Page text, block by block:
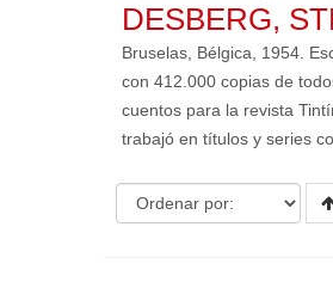
DESBERG,
Bruselas, Bélgica, 1954.
con 412.000 copias de
cuentos para la revista
trabajó en títulos y series